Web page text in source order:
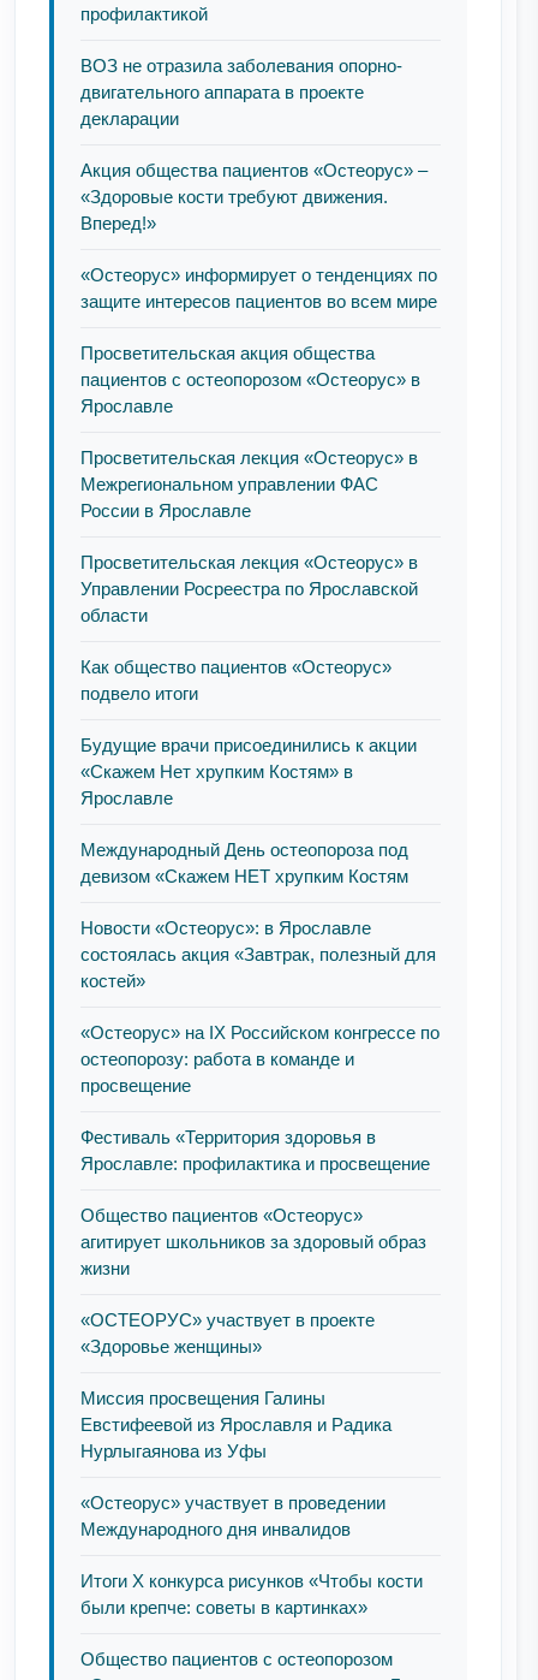
профилактикой
ВОЗ не отразила заболевания опорно-
двигательного аппарата в проекте
декларации
Акция общества пациентов «Остеорус» –
«Здоровые кости требуют движения.
Вперед!»
«Остеорус» информирует о тенденциях по
защите интересов пациентов во всем мире
Просветительская акция общества
пациентов с остеопорозом «Остеорус» в
Ярославле
Просветительская лекция «Остеорус» в
Межрегиональном управлении ФАС
России в Ярославле
Просветительская лекция «Остеорус» в
Управлении Росреестра по Ярославской
области
Как общество пациентов «Остеорус»
подвело итоги
Будущие врачи присоединились к акции
«Скажем Нет хрупким Костям» в
Ярославле
Международный День остеопороза под
девизом «Скажем НЕТ хрупким Костям
Новости «Остеорус»: в Ярославле
состоялась акция «Завтрак, полезный для
костей»
«Остеорус» на IX Российском конгрессе по
остеопорозу: работа в команде и
просвещение
Фестиваль «Территория здоровья в
Ярославле: профилактика и просвещение
Общество пациентов «Остеорус»
агитирует школьников за здоровый образ
жизни
«ОСТЕОРУС» участвует в проекте
«Здоровье женщины»
Миссия просвещения Галины
Евстифеевой из Ярославля и Радика
Нурлыгаянова из Уфы
«Остеорус» участвует в проведении
Международного дня инвалидов
Итоги Х конкурса рисунков «Чтобы кости
были крепче: советы в картинках»
Общество пациентов с остеопорозом